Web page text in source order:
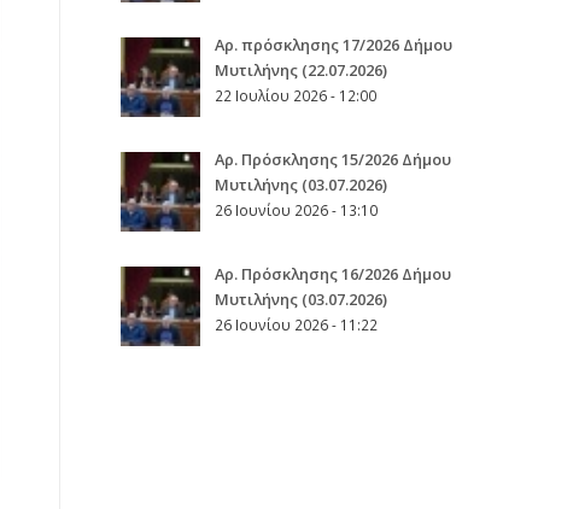
Αρ. πρόσκλησης 17/2026 Δήμου
Μυτιλήνης (22.07.2026)
22 Ιουλίου 2026 - 12:00
Aρ. Πρόσκλησης 15/2026 Δήμου
Μυτιλήνης (03.07.2026)
26 Ιουνίου 2026 - 13:10
Aρ. Πρόσκλησης 16/2026 Δήμου
Μυτιλήνης (03.07.2026)
26 Ιουνίου 2026 - 11:22